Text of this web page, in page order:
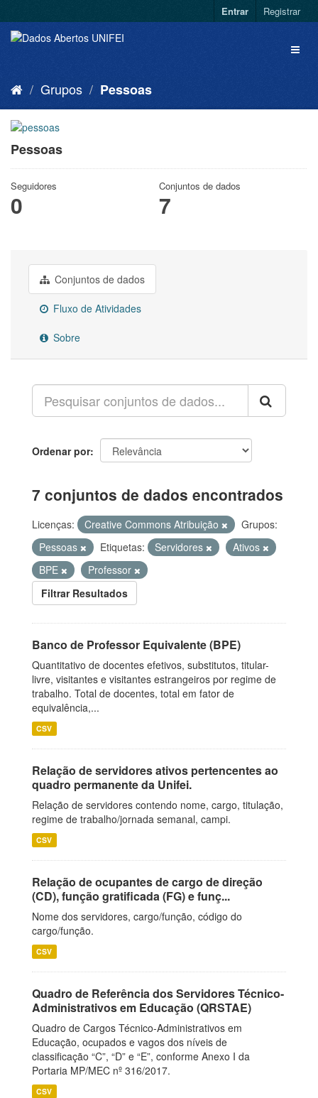
Entrar Registrar
Grupos Pessoas
Pessoas
Seguidores
0
Conjuntos de dados
7
Conjuntos de dados
Fluxo de Atividades
Sobre
Ordenar por
7 conjuntos de dados encontrados
Licenças: Creative Commons Atribuição
Grupos:
Pessoas
Etiquetas: Servidores
Ativos
BPE
Professor
Filtrar Resultados
Banco de Professor Equivalente (BPE)
Quantitativo de docentes efetivos, substitutos, titular-
livre, visitantes e visitantes estrangeiros por regime de
trabalho. Total de docentes, total em fator de
equivalência,...
CSV
Relação de servidores ativos pertencentes ao
quadro permanente da Unifei.
Relação de servidores contendo nome, cargo, titulação,
regime de trabalho/jornada semanal, campi.
CSV
Relação de ocupantes de cargo de direção
(CD), função gratificada (FG) e funç...
Nome dos servidores, cargo/função, código do
cargo/função.
CSV
Quadro de Referência dos Servidores Técnico-
Administrativos em Educação (QRSTAE)
Quadro de Cargos Técnico-Administrativos em
Educação, ocupados e vagos dos níveis de
classificação “C”, “D” e “E”, conforme Anexo I da
Portaria MP/MEC nº 316/2017.
CSV